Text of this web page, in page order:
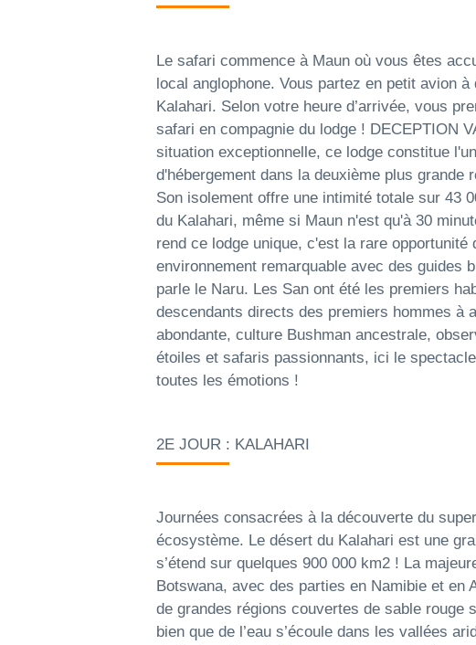
Le safari commence à Maun où vous êtes
local anglophone. Vous partez en petit avion
Kalahari. Selon votre heure d’arrivée, vous
safari en compagnie du lodge ! DECEPTION
situation exceptionnelle, ce lodge constitue
d'hébergement dans la deuxième plus grande
Son isolement offre une intimité totale sur 43
du Kalahari, même si Maun n'est qu'à 30
rend ce lodge unique, c'est la rare
environnement remarquable avec des guides
parle le Naru. Les San ont été les premiers
descendants directs des premiers hommes à
abondante, culture Bushman ancestrale,
étoiles et safaris passionnants, ici le
toutes les émotions !
2E JOUR : KALAHARI
Journées consacrées à la découverte du
écosystème. Le désert du Kalahari est une
s’étend sur quelques 900 000 km2 ! La
Botswana, avec des parties en Namibie et en
de grandes régions couvertes de sable rouge
bien que de l’eau s’écoule dans les vallées